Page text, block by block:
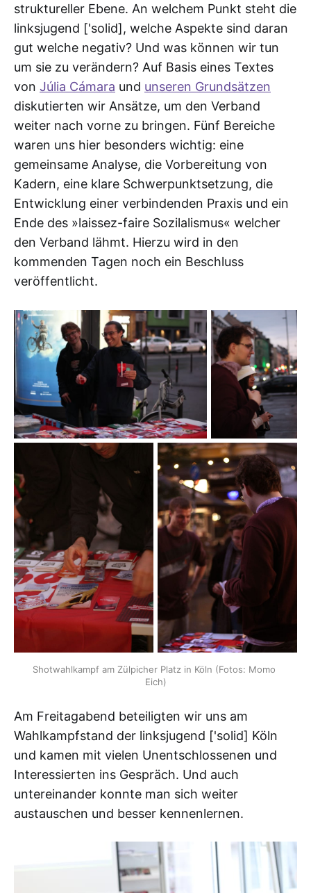
struktureller Ebene. An welchem Punkt steht die
linksjugend ['solid], welche Aspekte sind daran
gut welche negativ? Und was können wir tun
um sie zu verändern? Auf Basis eines Textes
von Júlia Cámara und unseren Grundsätzen
diskutierten wir Ansätze, um den Verband
weiter nach vorne zu bringen. Fünf Bereiche
waren uns hier besonders wichtig: eine
gemeinsame Analyse, die Vorbereitung von
Kadern, eine klare Schwerpunktsetzung, die
Entwicklung einer verbindenden Praxis und ein
Ende des »laissez-faire Sozilalismus« welcher
den Verband lähmt. Hierzu wird in den
kommenden Tagen noch ein Beschluss
veröffentlicht.
Shotwahlkampf am Zülpicher Platz in Köln (Fotos: Momo
Eich)
Am Freitagabend beteiligten wir uns am
Wahlkampfstand der linksjugend ['solid] Köln
und kamen mit vielen Unentschlossenen und
Interessierten ins Gespräch. Und auch
untereinander konnte man sich weiter
austauschen und besser kennenlernen.